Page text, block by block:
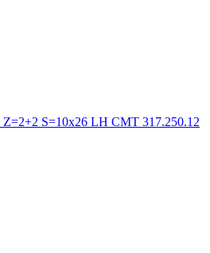
S=10x26 LH CMT 317.250.12